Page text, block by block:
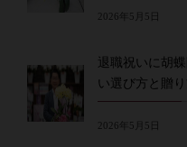
2026年5月5日
退職祝いに胡
い選び方と贈
2026年5月5日